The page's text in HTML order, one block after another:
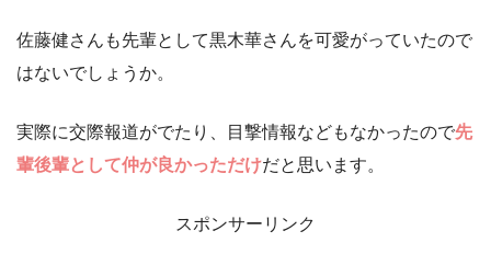
佐藤健さんも先輩として黒木華さんを可愛がっていたので
はないでしょうか。
実際に交際報道がでたり、目撃情報などもなかったので先
輩後輩として仲が良かっただけだと思います。
スポンサーリンク